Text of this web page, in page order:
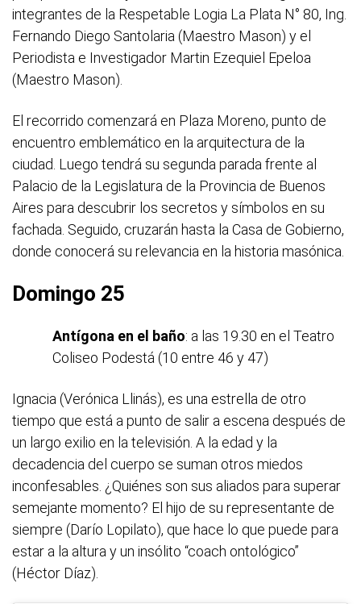
integrantes de la Respetable Logia La Plata N° 80, Ing.
Fernando Diego Santolaria (Maestro Mason) y el
Periodista e Investigador Martin Ezequiel Epeloa
(Maestro Mason).
El recorrido comenzará en Plaza Moreno, punto de
encuentro emblemático en la arquitectura de la
ciudad. Luego tendrá su segunda parada frente al
Palacio de la Legislatura de la Provincia de Buenos
Aires para descubrir los secretos y símbolos en su
fachada. Seguido, cruzarán hasta la Casa de Gobierno,
donde conocerá su relevancia en la historia masónica.
Domingo 25
Antígona en el baño: a las 19.30 en el Teatro
Coliseo Podestá (10 entre 46 y 47)
Ignacia (Verónica Llinás), es una estrella de otro
tiempo que está a punto de salir a escena después de
un largo exilio en la televisión. A la edad y la
decadencia del cuerpo se suman otros miedos
inconfesables. ¿Quiénes son sus aliados para superar
semejante momento? El hijo de su representante de
siempre (Darío Lopilato), que hace lo que puede para
estar a la altura y un insólito “coach ontológico”
(Héctor Díaz).